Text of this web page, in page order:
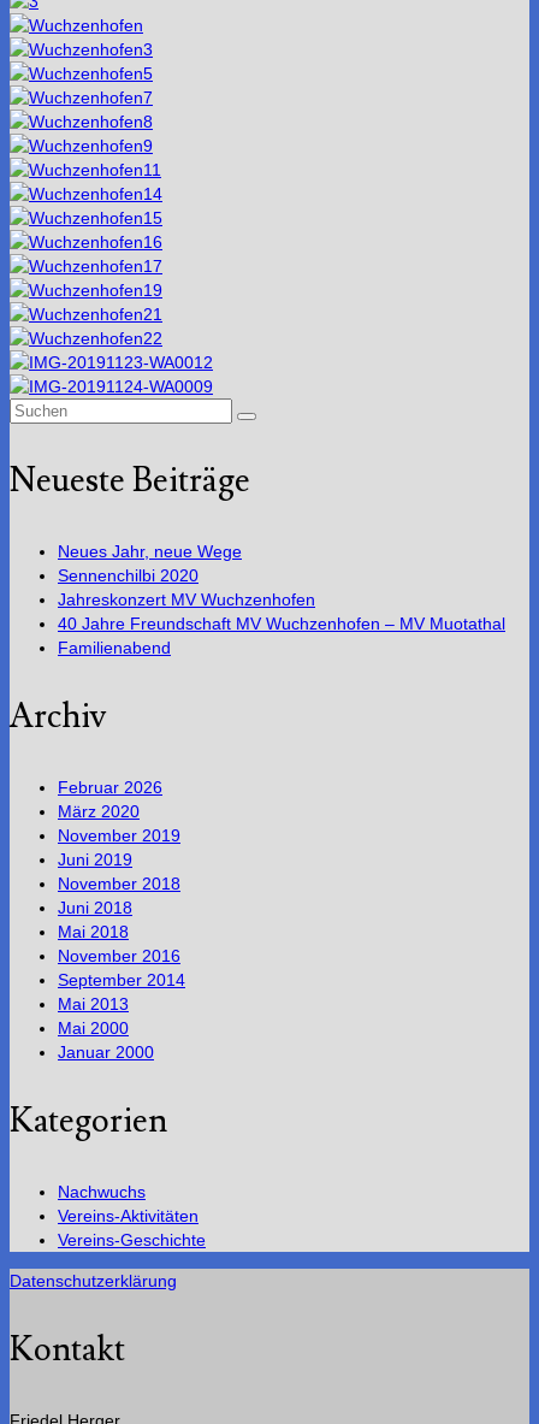
Suchen
Neueste Beiträge
Neues Jahr, neue Wege
Sennenchilbi 2020
Jahreskonzert MV Wuchzenhofen
40 Jahre Freundschaft MV Wuchzenhofen – MV Muotathal
Familienabend
Archiv
Februar 2026
März 2020
November 2019
Juni 2019
November 2018
Juni 2018
Mai 2018
November 2016
September 2014
Mai 2013
Mai 2000
Januar 2000
Kategorien
Nachwuchs
Vereins-Aktivitäten
Vereins-Geschichte
Datenschutzerklärung
Kontakt
Friedel Herger